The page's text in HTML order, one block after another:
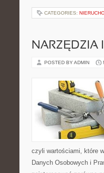
CATEGORIES:
NARZĘDZIA
POSTED BY ADMIN
czyli wartościami, które
Danych Osobowych i